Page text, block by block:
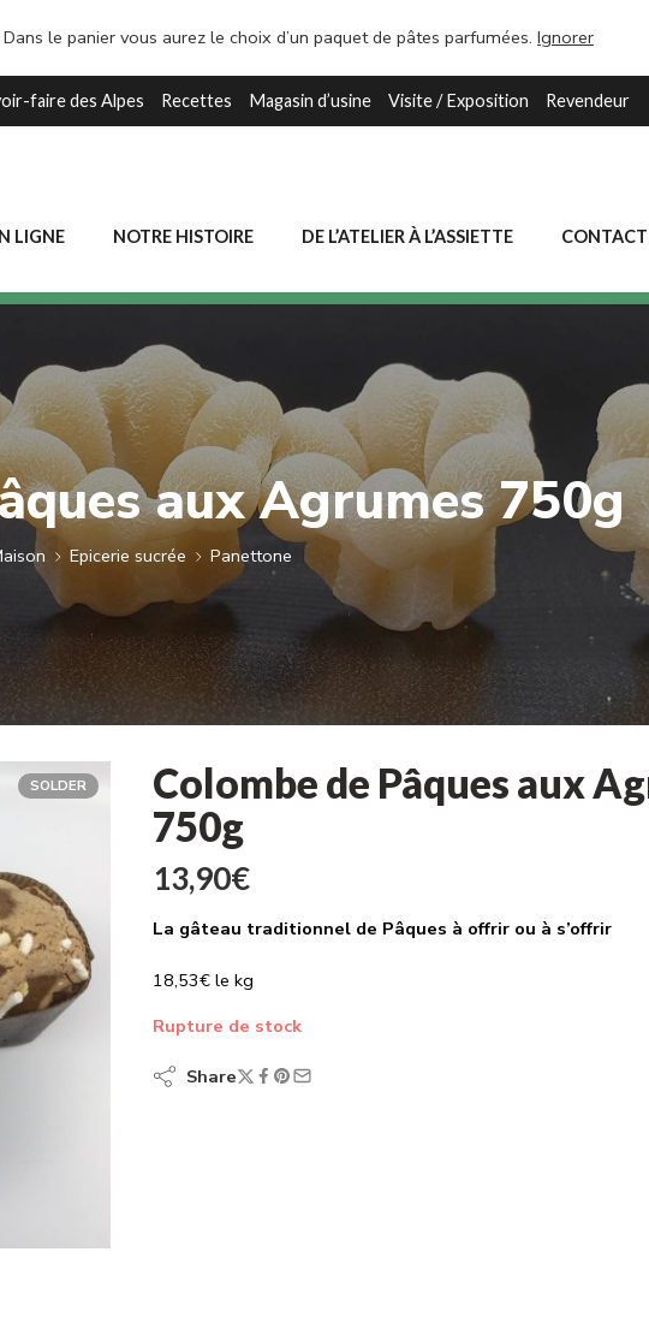
le panier vous aurez le choix d’un paquet de pâtes parfumées. Ignorer
faire des Alpes Recettes Magasin d’usine Visite / Exposition Revendeur
LIGNE NOTRE HISTOIRE DE L’ATELIER À L’ASSIETTE CONTACT
aux Agrumes 750g
Epicerie sucrée Panettone
SOLDER
Colombe de Pâques aux
750g
13,90€
La gâteau traditionnel de Pâques à offrir ou à s’offrir
18,53€ le kg
Rupture de stock
Share